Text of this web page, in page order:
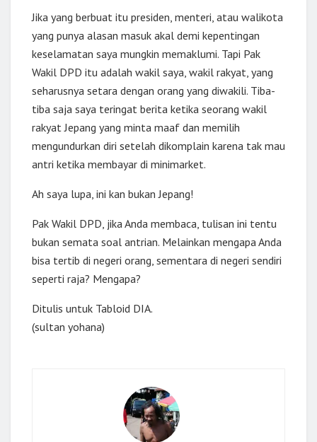
Jika yang berbuat itu presiden, menteri, atau walikota
yang punya alasan masuk akal demi kepentingan
keselamatan saya mungkin memaklumi. Tapi Pak
Wakil DPD itu adalah wakil saya, wakil rakyat, yang
seharusnya setara dengan orang yang diwakili. Tiba-
tiba saja saya teringat berita ketika seorang wakil
rakyat Jepang yang minta maaf dan memilih
mengundurkan diri setelah dikomplain karena tak mau
antri ketika membayar di minimarket.
Ah saya lupa, ini kan bukan Jepang!
Pak Wakil DPD, jika Anda membaca, tulisan ini tentu
bukan semata soal antrian. Melainkan mengapa Anda
bisa tertib di negeri orang, sementara di negeri sendiri
seperti raja? Mengapa?
Ditulis untuk Tabloid DIA.
(sultan yohana)